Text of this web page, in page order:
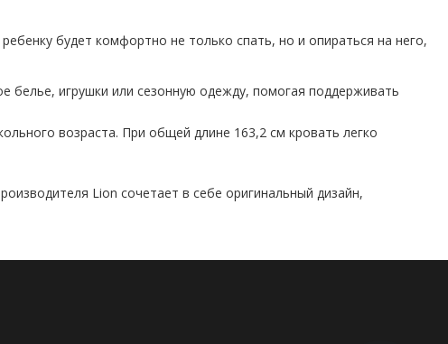
будет комфортно не только спать, но и опираться на него,
игрушки или сезонную одежду, помогая поддерживать
возраста. При общей длине 163,2 см кровать легко
Lion сочетает в себе оригинальный дизайн,